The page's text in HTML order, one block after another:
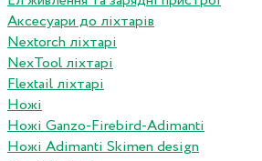
Аксесуари до ліхтарів
Nextorch ліхтарі
NexTool ліхтарі
Flextail ліхтарі
Ножі
Ножі Ganzo-Firebird-Adimanti
Ножі Adimanti Skimen design